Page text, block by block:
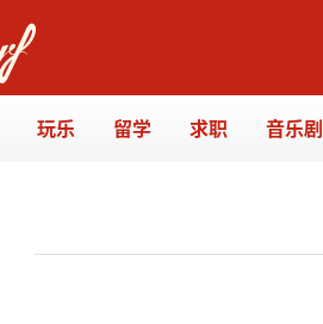
玩乐 留学 求职 音乐剧